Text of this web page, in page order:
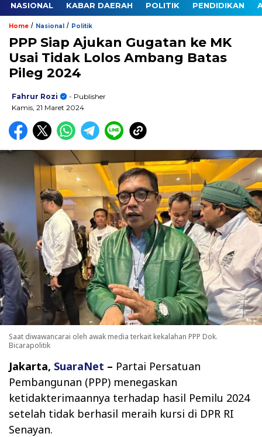
NASIONAL KABAR DAERAH POLITIK PENDIDIKAN
Home / Nasional / Politik
PPP Siap Ajukan Gugatan ke MK
Usai Tidak Lolos Ambang Batas
Pileg 2024
Fahrur Rozi
- Publisher
Kamis, 21 Maret 2024
Saat diwawancarai oleh awak media terkait kekalahan PPP Dok.
Bicarapolitik
Jakarta, SuaraNet – Partai Persatuan
Pembangunan (PPP) menegaskan
ketidakterimaannya terhadap hasil Pemilu 2024
setelah tidak berhasil meraih kursi di DPR RI
Senayan.